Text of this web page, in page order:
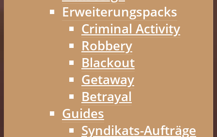
Erweiterungspacks
Criminal Activity
Robbery
Blackout
Getaway
Betrayal
Guides
Syndikats-Aufträge